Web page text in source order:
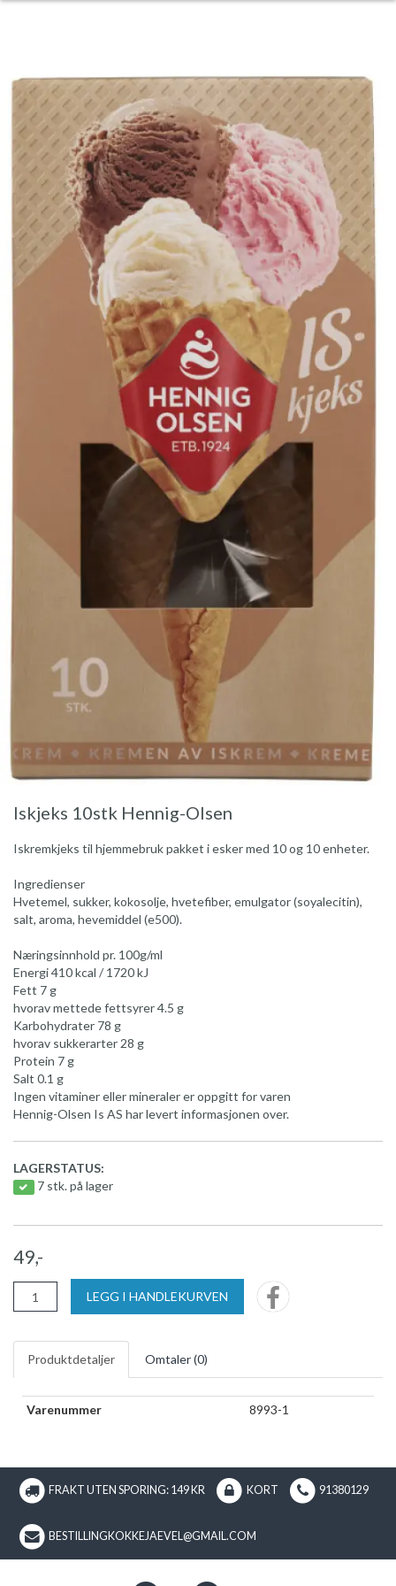
Iskjeks 10stk Hennig-Olsen
Iskremkjeks til hjemmebruk pakket i esker med 10 og 10 enheter.
Ingredienser
Hvetemel, sukker, kokosolje, hvetefiber, emulgator (soyalecitin),
salt, aroma, hevemiddel (e500).
Næringsinnhold pr. 100g/ml
Energi 410 kcal / 1720 kJ
Fett 7 g
hvorav mettede fettsyrer 4.5 g
Karbohydrater 78 g
hvorav sukkerarter 28 g
Protein 7 g
Salt 0.1 g
Ingen vitaminer eller mineraler er oppgitt for varen
Hennig-Olsen Is AS har levert informasjonen over.
LAGERSTATUS:
7 stk. på lager
49,-
LEGG I HANDLEKURVEN
Produktdetaljer Omtaler (0)
Varenummer 8993-1
FRAKT UTEN SPORING: 149 KR KORT 91380129
BESTILLINGKOKKEJAEVEL@GMAIL.COM